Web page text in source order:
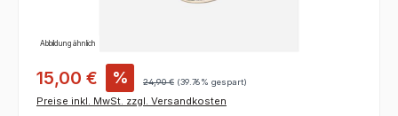
Abbildung ähnlich
15,00 € % 24,90 € (39.76% gespart)
Preise inkl. MwSt. zzgl. Versandkosten